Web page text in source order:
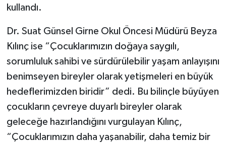
kullandı.
Dr. Suat Günsel Girne Okul Öncesi Müdürü Beyza
Kılınç ise “Çocuklarımızın doğaya saygılı,
sorumluluk sahibi ve sürdürülebilir yaşam anlayışını
benimseyen bireyler olarak yetişmeleri en büyük
hedeflerimizden biridir” dedi. Bu bilinçle büyüyen
çocukların çevreye duyarlı bireyler olarak
geleceğe hazırlandığını vurgulayan Kılınç,
“Çocuklarımızın daha yaşanabilir, daha temiz bir